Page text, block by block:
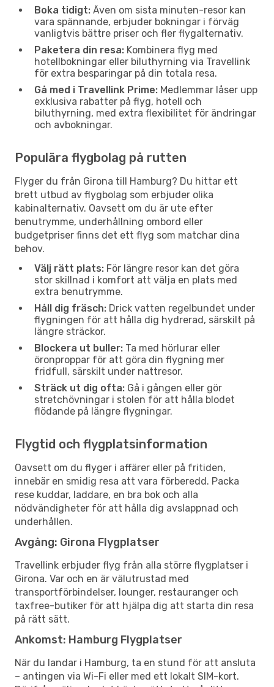
Boka tidigt: Även om sista minuten-resor kan
vara spännande, erbjuder bokningar i förväg
vanligtvis bättre priser och fler flygalternativ.
Paketera din resa: Kombinera flyg med
hotellbokningar eller biluthyrning via Travellink
för extra besparingar på din totala resa.
Gå med i Travellink Prime: Medlemmar låser upp
exklusiva rabatter på flyg, hotell och
biluthyrning, med extra flexibilitet för ändringar
och avbokningar.
Populära flygbolag på rutten
Flyger du från Girona till Hamburg? Du hittar ett
brett utbud av flygbolag som erbjuder olika
kabinalternativ. Oavsett om du är ute efter
benutrymme, underhållning ombord eller
budgetpriser finns det ett flyg som matchar dina
behov.
Välj rätt plats: För längre resor kan det göra
stor skillnad i komfort att välja en plats med
extra benutrymme.
Håll dig fräsch: Drick vatten regelbundet under
flygningen för att hålla dig hydrerad, särskilt på
längre sträckor.
Blockera ut buller: Ta med hörlurar eller
öronproppar för att göra din flygning mer
fridfull, särskilt under nattresor.
Sträck ut dig ofta: Gå i gången eller gör
stretchövningar i stolen för att hålla blodet
flödande på längre flygningar.
Flygtid och flygplatsinformation
Oavsett om du flyger i affärer eller på fritiden,
innebär en smidig resa att vara förberedd. Packa
rese kuddar, laddare, en bra bok och alla
nödvändigheter för att hålla dig avslappnad och
underhållen.
Avgång: Girona Flygplatser
Travellink erbjuder flyg från alla större flygplatser i
Girona. Var och en är välutrustad med
transportförbindelser, lounger, restauranger och
taxfree-butiker för att hjälpa dig att starta din resa
på rätt sätt.
Ankomst: Hamburg Flygplatser
När du landar i Hamburg, ta en stund för att ansluta
– antingen via Wi-Fi eller med ett lokalt SIM-kort.